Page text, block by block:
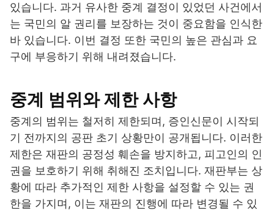
있습니다. 과거 유사한 중계 결정이 있었던 사건에서
는 국민의 알 권리를 보장하는 것이 중요함을 인식한
바 있습니다. 이번 결정 또한 국민의 높은 관심과 요
구에 부응하기 위해 내려졌습니다.
중계 범위와 제한 사항
중계의 범위는 철저히 제한되며, 증인신문이 시작되
기 전까지의 공판 초기 상황만이 공개됩니다. 이러한
제한은 재판의 공정성 훼손을 방지하고, 피고인의 인
권을 보호하기 위해 취해진 조치입니다. 재판부는 상
황에 따라 추가적인 제한 사항을 설정할 수 있는 권
한을 가지며, 이는 재판의 진행에 따라 변경될 수 있